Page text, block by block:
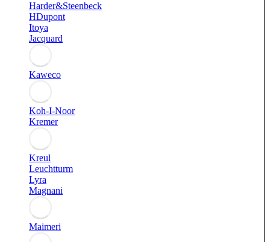
Harder&Steenbeck
HDupont
Itoya
Jacquard
Kaweco
Koh-I-Noor
Kremer
Kreul
Leuchtturm
Lyra
Magnani
Maimeri